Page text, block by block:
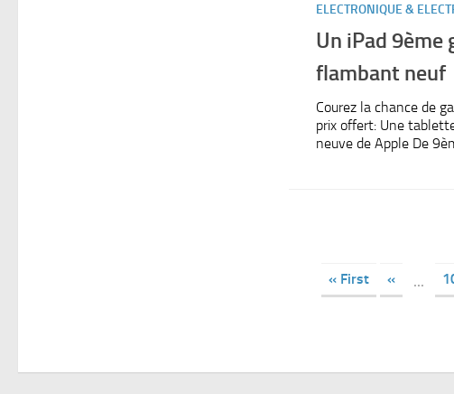
ELECTRONIQUE &
Un iPad 9ème
flambant neuf
Courez la chance de
prix offert: Une
neuve de Apple De
« First « ...